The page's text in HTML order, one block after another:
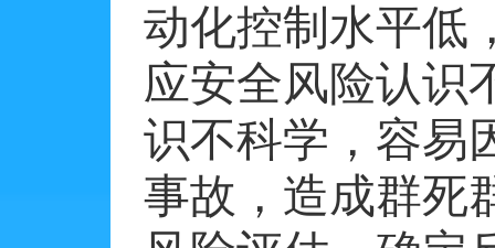
动化控制水平低
应安全风险认识
识不科学，容易
事故，造成群死